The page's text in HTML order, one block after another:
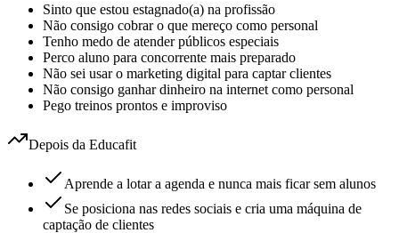
Sinto que estou estagnado(a) na profissão
Não consigo cobrar o que mereço como personal
Tenho medo de atender públicos especiais
Perco aluno para concorrente mais preparado
Não sei usar o marketing digital para captar clientes
Não consigo ganhar dinheiro na internet como personal
Pego treinos prontos e improviso
Depois da Educafit
Aprende a lotar a agenda e nunca mais ficar sem alunos
Se posiciona nas redes sociais e cria uma máquina de
captação de clientes